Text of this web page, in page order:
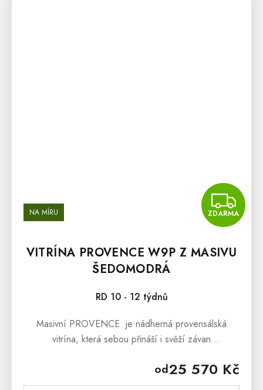
NA MÍRU ZDARMA
VITRÍNA PROVENCE W9P Z MASIVU
ŠEDOMODRÁ
RD 10 - 12 týdnů
od25 570 Kč
Masivní PROVENCE je nádherná provensálská
vitrína, která sebou přináší i svěží závan
je vyrobena z masivního bukového...